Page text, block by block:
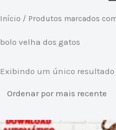
Início / Produtos marcados
bolo velha dos gatos
Exibindo um único resultado